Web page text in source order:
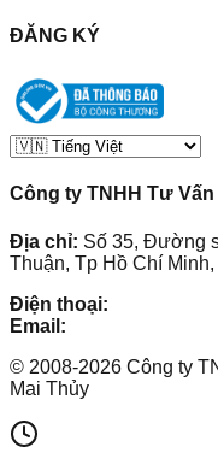
ĐĂNG KÝ
Công ty TNHH Tư
Địa chỉ: Số 35, Đường
Thuận, Tp Hồ Chí
Điện thoại:
Email:
© 2008-2026 Công ty
Mai Thủy